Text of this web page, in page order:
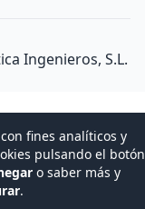
Ingenieros, S.L.
fines analíticos y
pulsando el botón
o saber más y
.